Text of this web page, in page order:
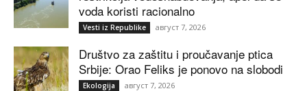
voda koristi racionalno
Vesti iz Republike август 7, 2026
Društvo za zaštitu i proučavanje ptica
Srbije: Orao Feliks je ponovo na slobodi
Ekologija август 7, 2026